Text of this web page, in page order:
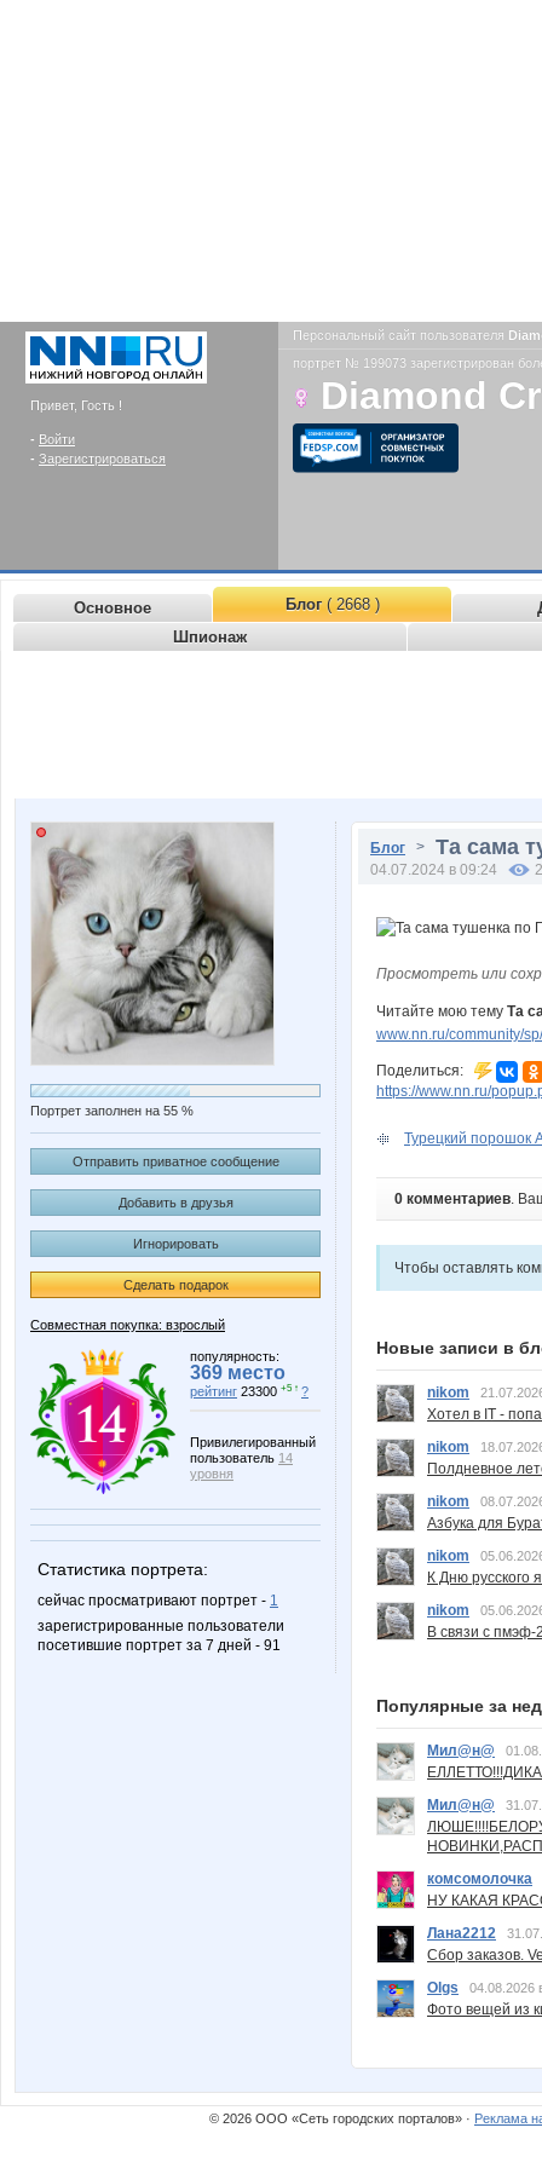
Привет, Гость !
- Войти
- Зарегистрироваться
Персональный сайт пользователя
портрет № 199073 зарегистрирован
Diamond
Основное Блог( 2668 )
Шпионаж
Портрет заполнен на 55 %
Отправить приватное сообщение
Добавить в друзья
Игнорировать
Сделать подарок
Совместная покупка: взрослый
популярность:
369 место
рейтинг 23300 +5 ↑ ?
Привилегированный
пользователь 14
уровня
Статистика портрета:
сейчас просматривают портрет - 1
зарегистрированные пользователи
посетившие портрет за 7 дней - 91
Блог > Та сама
04.07.2024 в 09:24
Просмотреть или
Читайте мою тему Та
www.nn.ru/community/
Поделиться:
https://www.nn.ru/
Турецкий порошок
0 комментариев.
Чтобы оставлять
Новые записи в
nikom
Хотел в IT -
nikom
Полдневное
nikom
Азбука для
nikom
К Дню русского
nikom
В связи с пмэф-
Популярные за
Мил@н@
Мил@н@
комсомолочка
НУ КАКАЯ
Лана2212
Сбор заказов.
Olgs
04.08.2026
Фото вещей из
© 2026 ООО «Сеть городских порталов» · Реклама